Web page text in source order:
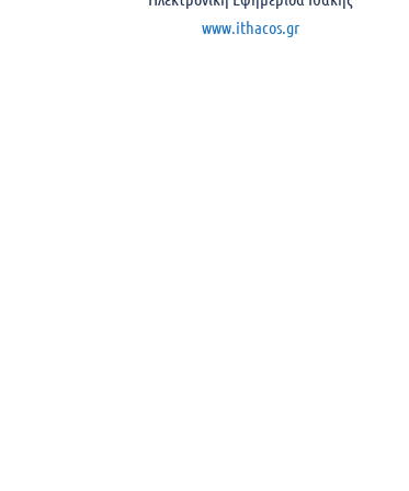
www.ithacos.gr